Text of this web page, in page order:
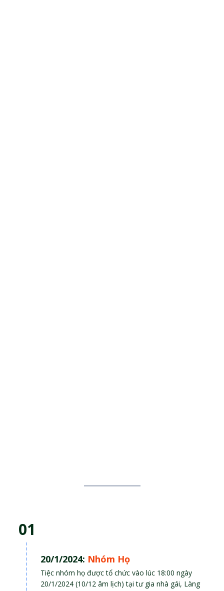
01
Tiệc nhóm họ được tổ chức vào lúc 18:00 ngày
20/1/2024 (10/12 âm lịch) tại tư gia nhà gái, Làng
20/1/2024: Nhóm Họ